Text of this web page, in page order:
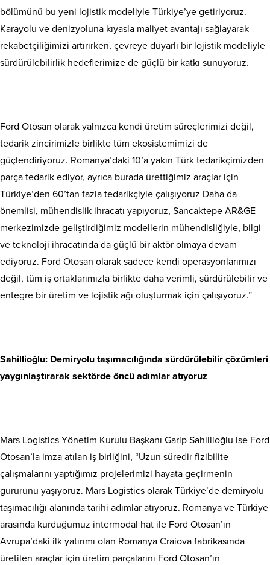
bölümünü bu yeni lojistik modeliyle Türkiye’ye getiriyoruz.
Karayolu ve denizyoluna kıyasla maliyet avantajı sağlayarak
rekabetçiliğimizi artırırken, çevreye duyarlı bir lojistik modeliyle
sürdürülebilirlik hedeflerimize de güçlü bir katkı sunuyoruz.
Ford Otosan olarak yalnızca kendi üretim süreçlerimizi değil,
tedarik zincirimizle birlikte tüm ekosistemimizi de
güçlendiriyoruz. Romanya’daki 10’a yakın Türk tedarikçimizden
parça tedarik ediyor, ayrıca burada ürettiğimiz araçlar için
Türkiye’den 60’tan fazla tedarikçiyle çalışıyoruz Daha da
önemlisi, mühendislik ihracatı yapıyoruz, Sancaktepe AR&GE
merkezimizde geliştirdiğimiz modellerin mühendisliğiyle, bilgi
ve teknoloji ihracatında da güçlü bir aktör olmaya devam
ediyoruz. Ford Otosan olarak sadece kendi operasyonlarımızı
değil, tüm iş ortaklarımızla birlikte daha verimli, sürdürülebilir ve
entegre bir üretim ve lojistik ağı oluşturmak için çalışıyoruz.”
Sahillioğlu: Demiryolu taşımacılığında sürdürülebilir çözümleri
yaygınlaştırarak sektörde öncü adımlar atıyoruz
Mars Logistics Yönetim Kurulu Başkanı Garip Sahillioğlu ise Ford
Otosan’la imza atılan iş birliğini, “Uzun süredir fizibilite
çalışmalarını yaptığımız projelerimizi hayata geçirmenin
gururunu yaşıyoruz. Mars Logistics olarak Türkiye’de demiryolu
taşımacılığı alanında tarihi adımlar atıyoruz. Romanya ve Türkiye
arasında kurduğumuz intermodal hat ile Ford Otosan’ın
Avrupa’daki ilk yatırımı olan Romanya Craiova fabrikasında
üretilen araçlar için üretim parçalarını Ford Otosan’ın